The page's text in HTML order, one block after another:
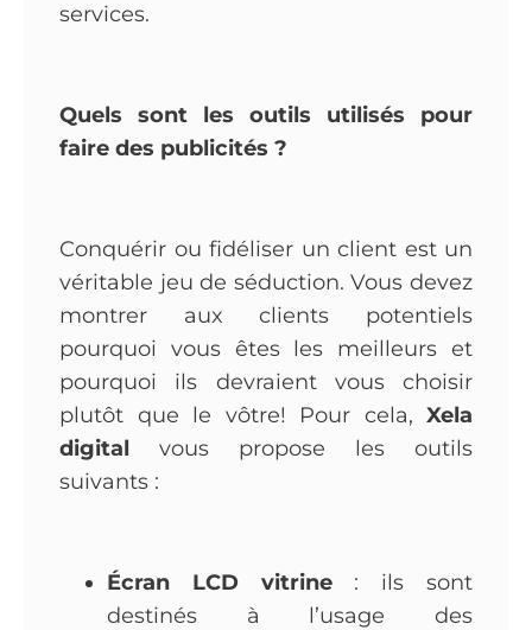
services.
Quels sont les outils utilisés pour
faire des publicités ?
Conquérir ou fidéliser un client est un
véritable jeu de séduction. Vous devez
montrer aux clients potentiels
pourquoi vous êtes les meilleurs et
pourquoi ils devraient vous choisir
plutôt que le vôtre! Pour cela, Xela
digital vous propose les outils
suivants :
Écran LCD vitrine : ils sont
destinés à l’usage des